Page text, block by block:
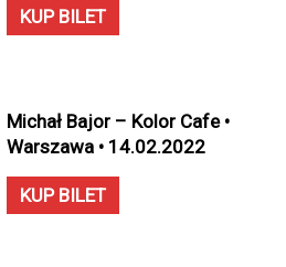
KUP BILET
Michał Bajor – Kolor Cafe •
Warszawa • 14.02.2022
KUP BILET